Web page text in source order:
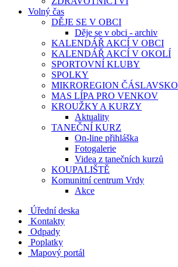
Volný čas
DĚJE SE V OBCI
Děje se v obci - archiv
KALENDÁŘ AKCÍ V OBCI
KALENDÁŘ AKCÍ V OKOLÍ
SPORTOVNÍ KLUBY
SPOLKY
MIKROREGION ČÁSLAVSKO
MAS LÍPA PRO VENKOV
KROUŽKY A KURZY
Aktuality
TANEČNÍ KURZ
On-line přihláška
Fotogalerie
Videa z tanečních kurzů
KOUPALIŠTĚ
Komunitní centrum Vrdy
Akce
Úřední deska
Kontakty
Odpady
Poplatky
Mapový portál